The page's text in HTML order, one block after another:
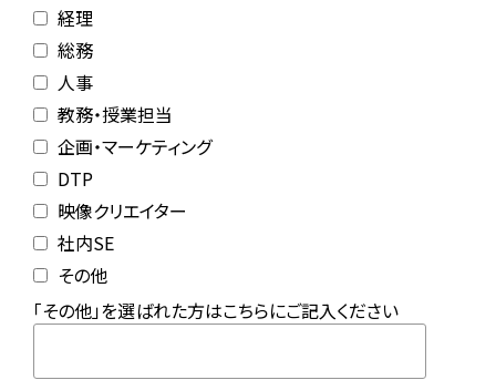
経理
総務
人事
教務・授業担当
企画・マーケティング
DTP
映像クリエイター
社内SE
その他
「その他」を選ばれた方はこちらにご記入ください